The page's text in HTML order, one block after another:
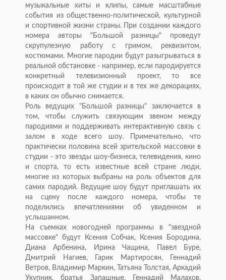
музыкальные хиты и клипы, самые масштабные
события из общественно-политической, культурной
и спортивной жизни страны. При создании каждого
номера авторы "Большой разницы" проведут
скрупулезную работу с гримом, реквизитом,
костюмами. Многие пародии будут разыгрываться в
реальной обстановке - например, если пародируется
конкретный телевизионный проект, то все
происходит в той же студии и в тех же декорациях,
в каких он обычно снимается.
Роль ведущих "Большой разницы" заключается в
том, чтобы служить связующим звеном между
пародиями и поддерживать интерактивную связь с
залом в ходе всего шоу. Примечательно, что
практически половина всей зрительской массовки в
студии - это звезды шоу-бизнеса, телевидения, кино
и спорта, то есть известные всей стране люди,
многие из которых выбраны на роль объектов для
самих пародий. Ведущие шоу будут приглашать их
на сцену после каждого номера, чтобы те
поделились впечатлениями об увиденном и
услышанном.
На съемках новогодней программы в "звездной
массовке" будут Ксения Собчак, Ксения Бородина,
Диана Арбенина, Ирина Чащина, Павел Буре,
Дмитрий Нагиев, Гарик Мартиросян, Геннадий
Ветров, Владимир Маркин, Татьяна Толстая, Аркадий
Укупник, братья Запашные, Геннадий Малахов,